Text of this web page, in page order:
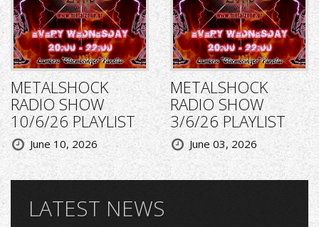
METALSHOCK
RADIO SHOW
10/6/26 PLAYLIST
June 10, 2026
METALSHOCK
RADIO SHOW
3/6/26 PLAYLIST
June 03, 2026
LATEST NEWS